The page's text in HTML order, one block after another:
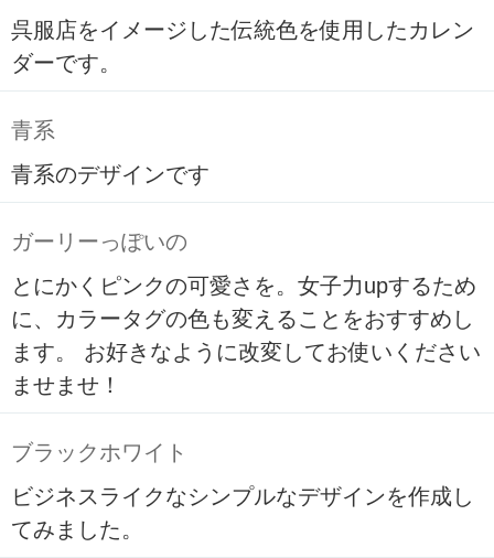
呉服店をイメージした伝統色を使用したカレン
ダーです。
青系
青系のデザインです
ガーリーっぽいの
とにかくピンクの可愛さを。女子力upするため
に、カラータグの色も変えることをおすすめし
ます。 お好きなように改変してお使いください
ませませ！
ブラックホワイト
ビジネスライクなシンプルなデザインを作成し
てみました。